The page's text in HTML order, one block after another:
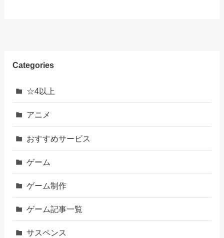
Categories
☆4以上
アニメ
おすすめサービス
ゲーム
ゲーム制作
ゲーム記事一覧
サスペンス